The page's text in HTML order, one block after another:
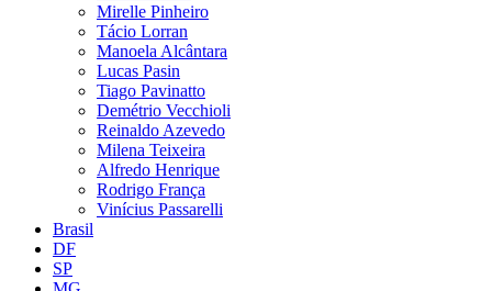
Mirelle Pinheiro
Tácio Lorran
Manoela Alcântara
Lucas Pasin
Tiago Pavinatto
Demétrio Vecchioli
Reinaldo Azevedo
Milena Teixeira
Alfredo Henrique
Rodrigo França
Vinícius Passarelli
Brasil
DF
SP